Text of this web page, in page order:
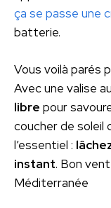
ça se passe une
batterie.
Vous voilà parés
Avec une valise
libre pour
coucher de soleil
l’essentiel :
instant. Bon
Méditerranée